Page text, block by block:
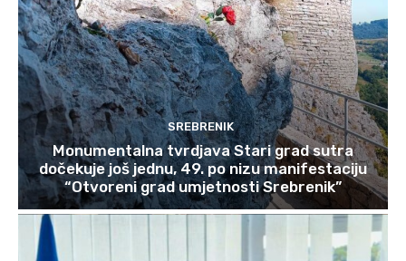
SREBRENIK
Monumentalna tvrdjava Stari grad sutra
dočekuje još jednu, 49. po nizu manifestaciju
“Otvoreni grad umjetnosti Srebrenik”